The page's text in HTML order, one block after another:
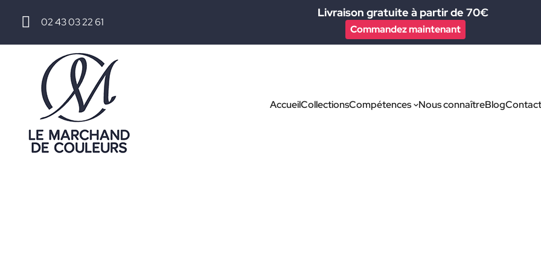
02 43 03 22 61
Livraison gratuite à partir de 70€​
Commandez maintenant
AccueilCollectionsCompétences Nous connaîtreBlogContact